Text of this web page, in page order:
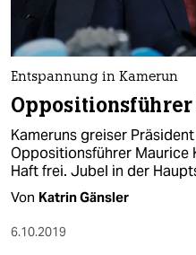
Entspannung in Kamerun
Kameruns greiser
Oppositionsführer Maurice
Haft frei. Jubel in der
Von Katrin Gänsler
6.10.2019